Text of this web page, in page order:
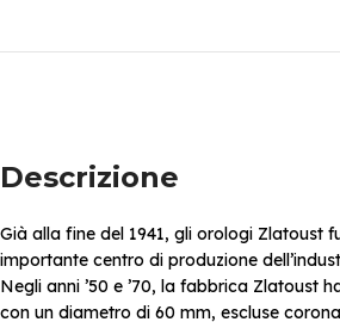
Descrizione
Già alla fine del 1941, gli orologi Zlatoust
importante centro di produzione
Negli anni ’50 e ’70, la fabbrica Zlatoust
con un diametro di 60 mm, escluse